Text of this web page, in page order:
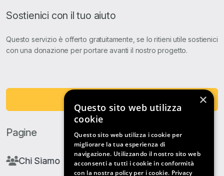
Sostienici con il tuo aiuto
Questo servizio è offerto gratuitamente, se lo ritieni utile sostienici
con una donazione per portare avanti il nostro progetto.
Pagine
Chi Siamo
×
Questo sito web utilizza
cookie
Questo sito web utilizza i cookie per
migliorare la tua esperienza di
navigazione. Utilizzando il nostro sito web
acconsenti a tutti i cookie in conformità
con la nostra policy per i cookie. Privacy